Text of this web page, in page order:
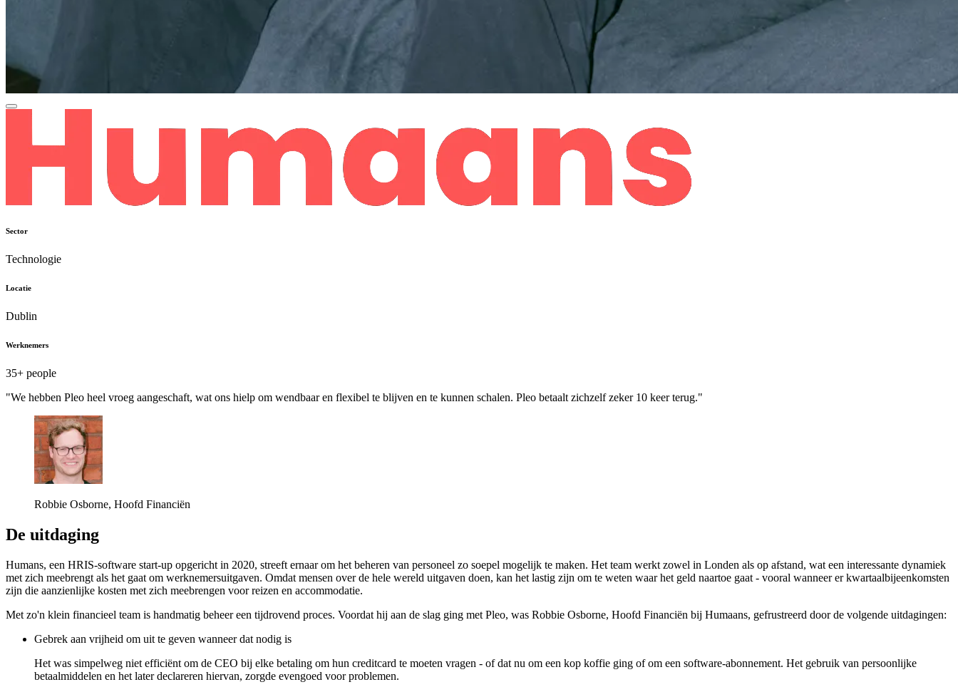
Sector
Technologie
Locatie
Dublin
Werknemers
35+ people
"We hebben Pleo heel vroeg aangeschaft, wat ons hielp om wendbaar en flexibel te blijven en te kunnen schalen. Pleo betaalt zichzelf zeker 10 keer terug."
Robbie Osborne, Hoofd Financiën
De uitdaging
Humans, een HRIS-software start-up opgericht in 2020, streeft ernaar om het beheren van personeel zo soepel mogelijk te maken. Het team werkt zowel in Londen als op afstand, wat een interessante dynamiek
met zich meebrengt als het gaat om werknemersuitgaven. Omdat mensen over de hele wereld uitgaven doen, kan het lastig zijn om te weten waar het geld naartoe gaat - vooral wanneer er kwartaalbijeenkomsten
zijn die aanzienlijke kosten met zich meebrengen voor reizen en accommodatie.
Met zo'n klein financieel team is handmatig beheer een tijdrovend proces. Voordat hij aan de slag ging met Pleo, was Robbie Osborne, Hoofd Financiën bij Humaans, gefrustreerd door de volgende uitdagingen:
Gebrek aan vrijheid om uit te geven wanneer dat nodig is
Het was simpelweg niet efficiënt om de CEO bij elke betaling om hun creditcard te moeten vragen - of dat nu om een kop koffie ging of om een software-abonnement. Het gebruik van persoonlijke
betaalmiddelen en het later declareren hiervan, zorgde evengoed voor problemen.